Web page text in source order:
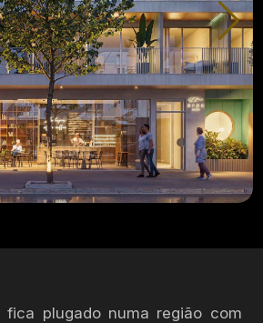
fica plugado numa região com